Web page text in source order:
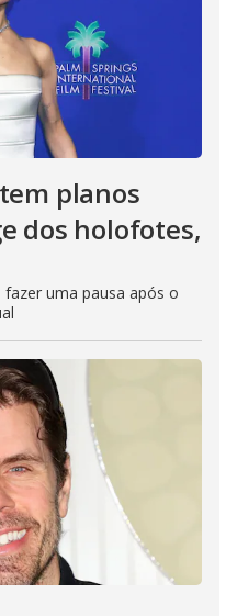
planos
dos holofotes,
uma pausa após o